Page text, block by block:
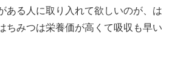
ある人に取り入れて欲しいのが、 は
ちみつは栄養価が高くて吸収も早い